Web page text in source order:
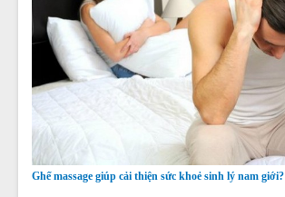
Ghế massage giúp cải thiện sức khoẻ sinh lý nam giới?